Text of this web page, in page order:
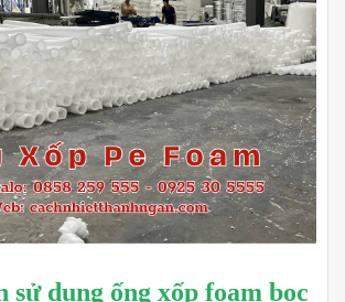
sử dụng ống xốp foam bọc